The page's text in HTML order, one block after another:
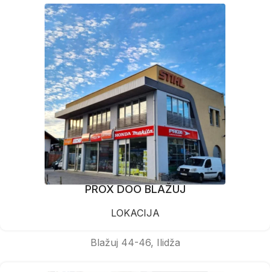
PROX DOO BLAŽUJ
LOKACIJA
Blažuj 44-46, Ilidža